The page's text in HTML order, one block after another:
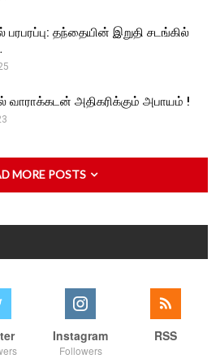
பரபரப்பு: தந்தையின் இறுதி சடங்கில்
வாராக்கடன் அதிகரிக்கும் அபாயம் !
MORE POSTS
Instagram
Followers
RSS